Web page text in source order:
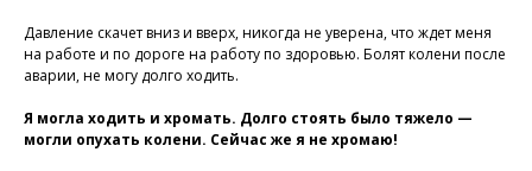
Давление скачет вниз и вверх, никогда не уверена, что ждет меня
на работе и по дороге на работу по здоровью. Болят колени после
аварии, не могу долго ходить.
Я могла ходить и хромать. Долго стоять было тяжело —
могли опухать колени. Сейчас же я не хромаю!